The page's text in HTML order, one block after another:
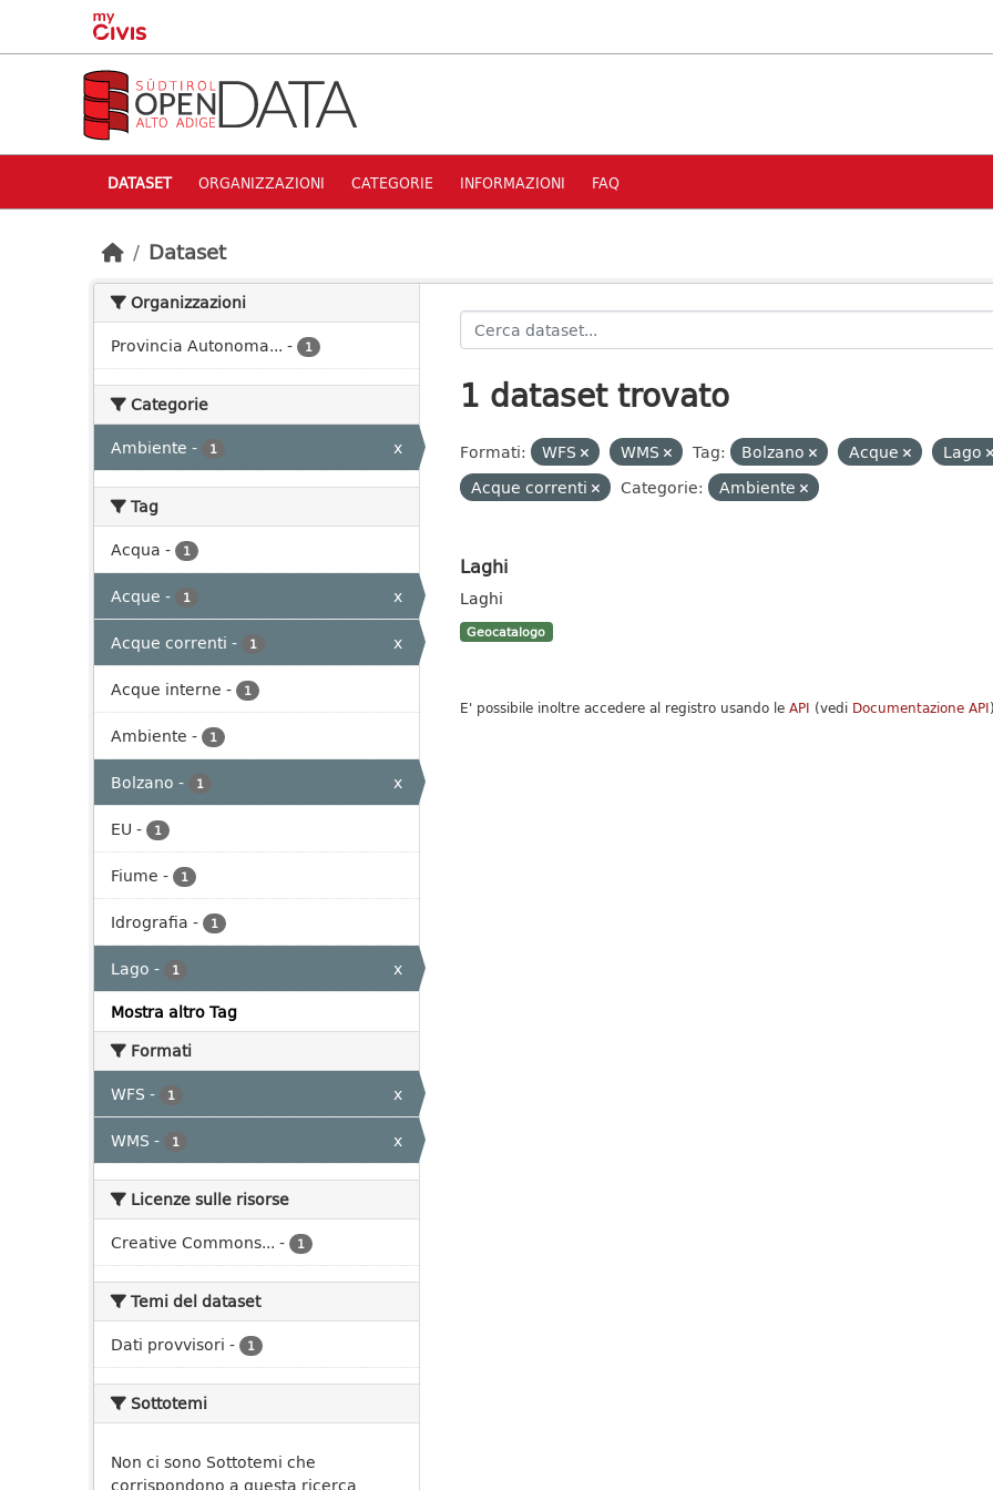
Skip to main content
DATASET ORGANIZZAZIONI CATEGORIE INFORMAZIONI FAQ
Dataset
Organizzazioni
Provincia Autonoma... - 1
Categorie
Ambiente - 1 x
Tag
Acqua - 1
Acque - 1
x
Acque correnti - 1
x
Acque interne - 1
Ambiente - 1
Bolzano - 1
x
EU - 1
Fiume - 1
Idrografia - 1
Lago - 1
x
Mostra altro Tag
Formati
WFS - 1
x
WMS - 1 x
Licenze sulle risorse
Creative Commons... - 1
Temi del dataset
Dati provvisori - 1
Sottotemi
Non ci sono Sottotemi che
corrispondono a questa ricerca
1 dataset trovato
Formati: WFS WMS Tag: Bolzano Acque
Lago
Acque correnti
Categorie: Ambiente
Laghi
Laghi
Geocatalogo
E' possibile inoltre accedere al registro usando le API (vedi Documentazione API